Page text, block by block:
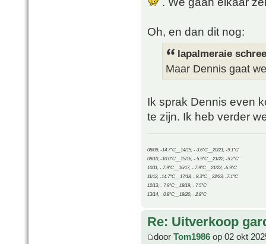
Oh, en dan dit nog:
lapalmeraie
Maar Dennis gaat
Ik sprak Dennis even
te zijn. Ik heb verder
08/09, -14.7°C__14/15, - 3.6°C__20/21, -9.1°C
09/10, -10.0°C__15/16, - 5.9°C__21/22, -5.2°C
10/11, - 7.9°C__16/17, - 7.9°C__21/22, -6.9°C
11/12, -14.7°C__17/18, - 8.3°C__22/23, -7.1°C
12/13, - 7.9°C__18/19, - 7.5°C
13/14, - 0.8°C__19/20, - 2.8°C
Re: Uitverkoop
door Tom1986 op 02 okt